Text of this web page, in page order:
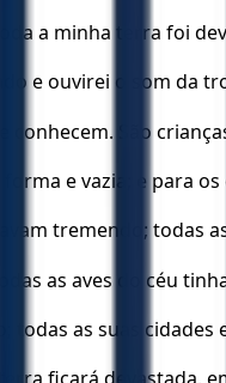
a minha terra foi
e ouvirei o som da
conhecem. São
forma e vazia; e para
tremendo; todas
as aves do céu
todas as suas